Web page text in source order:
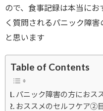
ので、食事記録は本当に
く質問されるパニック障
と思います
Table of Contents
パニック障害の方におス
おススメのセルフケア②